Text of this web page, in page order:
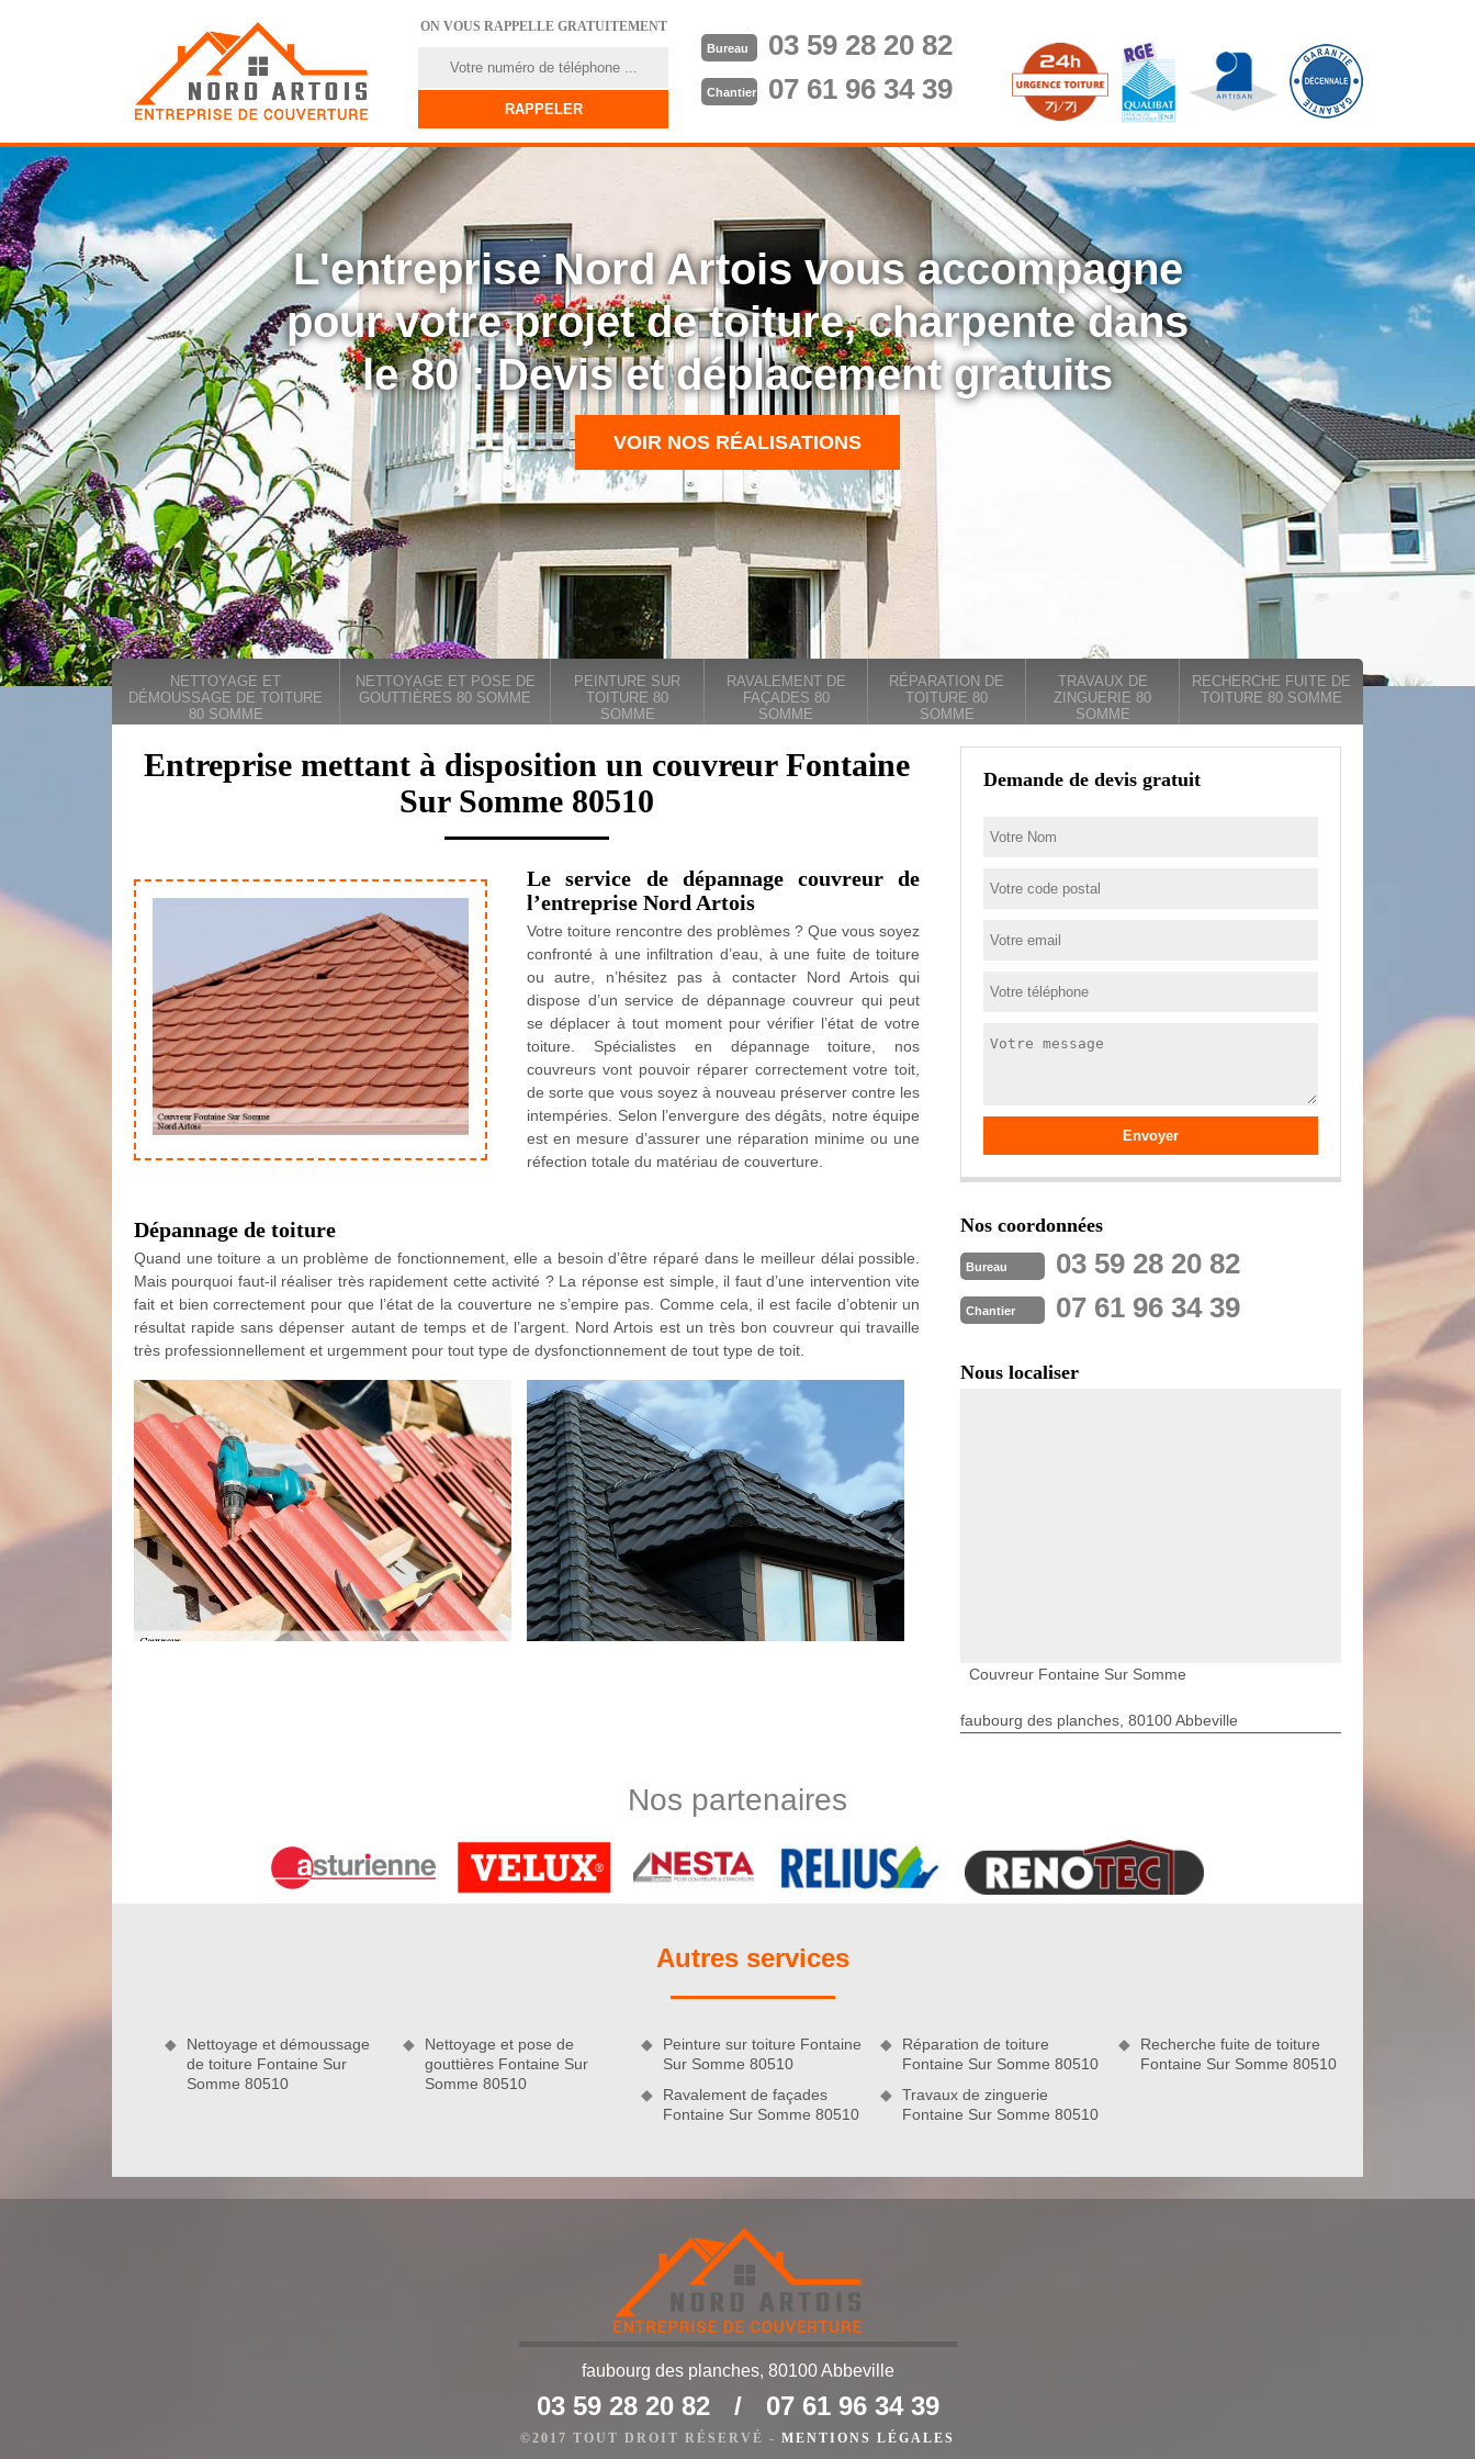
ON VOUS RAPPELLE GRATUITEMENT
Bureau 03 59 28 20 82
Chantier 07 61 96 34 39
L'entreprise Nord Artois vous accompagne
pour votre projet de toiture, charpente dans
le 80 : Devis et déplacement gratuits
VOIR NOS RÉALISATIONS
NETTOYAGE ET
DÉMOUSSAGE DE TOITURE
80 SOMME
NETTOYAGE ET POSE DE
GOUTTIÈRES 80 SOMME
PEINTURE SUR
TOITURE 80
SOMME
RAVALEMENT DE
FAÇADES 80
SOMME
RÉPARATION DE
TOITURE 80
SOMME
TRAVAUX DE
ZINGUERIE 80
SOMME
RECHERCHE FUITE DE
TOITURE 80 SOMME
Entreprise mettant à disposition un couvreur Fontaine
Sur Somme 80510
Le service de dépannage couvreur de
l’entreprise Nord Artois
Votre toiture rencontre des problèmes ? Que vous soyez
confronté à une infiltration d’eau, à une fuite de toiture
ou autre, n’hésitez pas à contacter Nord Artois qui
dispose d’un service de dépannage couvreur qui peut
se déplacer à tout moment pour vérifier l’état de votre
toiture. Spécialistes en dépannage toiture, nos
couvreurs vont pouvoir réparer correctement votre toit,
de sorte que vous soyez à nouveau préserver contre les
intempéries. Selon l’envergure des dégâts, notre équipe
est en mesure d’assurer une réparation minime ou une
réfection totale du matériau de couverture.
Dépannage de toiture
Quand une toiture a un problème de fonctionnement, elle a besoin d’être réparé dans le meilleur délai possible.
Mais pourquoi faut-il réaliser très rapidement cette activité ? La réponse est simple, il faut d’une intervention vite
fait et bien correctement pour que l’état de la couverture ne s’empire pas. Comme cela, il est facile d’obtenir un
résultat rapide sans dépenser autant de temps et de l’argent. Nord Artois est un très bon couvreur qui travaille
très professionnellement et urgemment pour tout type de dysfonctionnement de tout type de toit.
problème de votre revêtement de toit, nos artisans couvreurs réaliseront au préalable un diagnostic de l’état de
A votre disposition pour tous besoins d’urgence couvreur
Parce que personne ne peut prévoir les éventuels accidents que pourraient rencontrer votre toiture à cause des
d’urgence toiture qui est joignable 24 heures/24 et 7 jours/7. Notre équipe de couvreurs dépanneurs est apte à
Travaux de couverture conformes aux normes pour tous nos clients
Pour assurer les interventions y afférentes, il est préconisé de faire appel à un couvreur professionnel puisque
des règles strictes ainsi que des normes de sécurité sont à suivre à la lettre afin que le résultat soit à la hauteur
Demande de devis gratuit
Nos coordonnées
Bureau 03 59 28 20 82
Chantier 07 61 96 34 39
Nous localiser
Couvreur Fontaine Sur Somme
faubourg des planches, 80100 Abbeville
Nos partenaires
Autres services
Nettoyage et démoussage
de toiture Fontaine Sur
Somme 80510
Nettoyage et pose de
gouttières Fontaine Sur
Somme 80510
Peinture sur toiture Fontaine
Sur Somme 80510
Ravalement de façades
Fontaine Sur Somme 80510
Réparation de toiture
Fontaine Sur Somme 80510
Travaux de zinguerie
Fontaine Sur Somme 80510
Recherche fuite de toiture
Fontaine Sur Somme 80510
faubourg des planches, 80100 Abbeville
03 59 28 20 82 / 07 61 96 34 39
©2017 TOUT DROIT RÉSERVÉ - MENTIONS LÉGALES